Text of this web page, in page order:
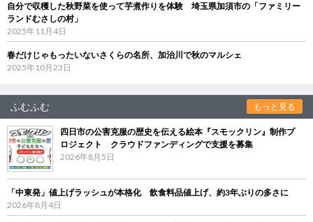
自分で収穫した秋野菜を使って芋煮作りを体験 埼玉県加須市の「ファミリー
ランドむさしの村」
2025年11月4日
春だけじゃもったいないさくらの名所、加治川で秋のマルシェ
2025年10月23日
ふむふむ もっと見る
四日市の公害克服の歴史を伝える絵本『スモックリン』制作プ
ロジェクト クラウドファンディングで支援を募集
2026年8月5日
「中東発」値上げラッシュが本格化 飲食料品値上げ、約3年ぶりの多さに
2026年8月4日